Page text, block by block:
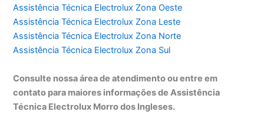
Assistência Técnica Electrolux Zona Oeste
Assistência Técnica Electrolux Zona Leste
Assistência Técnica Electrolux Zona Norte
Assistência Técnica Electrolux Zona Sul
Consulte nossa área de atendimento ou entre em
contato para maiores informações de Assistência
Técnica Electrolux Morro dos Ingleses.